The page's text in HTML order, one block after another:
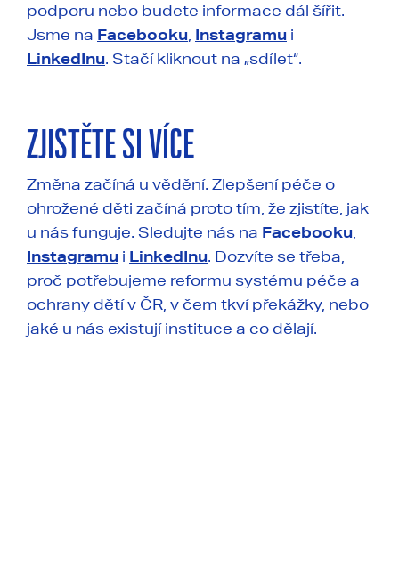
podporu nebo budete informace dál šířit.
Jsme na Facebooku, Instagramu i
LinkedInu. Stačí kliknout na „sdílet“.
ZJISTĚTE SI VÍCE
Změna začíná u vědění. Zlepšení péče o
ohrožené děti začíná proto tím, že zjistíte, jak
u nás funguje. Sledujte nás na Facebooku,
Instagramu i LinkedInu. Dozvíte se třeba,
proč potřebujeme reformu systému péče a
ochrany dětí v ČR, v čem tkví překážky, nebo
jaké u nás existují instituce a co dělají.